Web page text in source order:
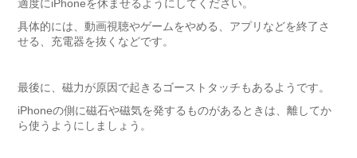
適度にiPhoneを休ませるようにしてください。
具体的には、動画視聴やゲームをやめる、アプリなどを終了さ
せる、充電器を抜くなどです。
最後に、磁力が原因で起きるゴーストタッチもあるようです。
iPhoneの側に磁石や磁気を発するものがあるときは、離してか
ら使うようにしましょう。